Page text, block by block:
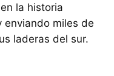
la historia
enviando miles de
laderas del sur.